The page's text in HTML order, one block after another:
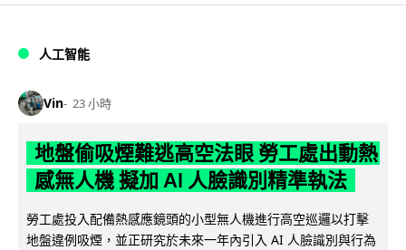
人工智能
Vin 23 小時
地盤偷吸煙難逃高空法眼 勞工處出動熱
感無人機 擬加 AI 人臉識別精準執法
勞工處投入配備熱感應鏡頭的小型無人機進行高空巡邏以打擊
地盤違例吸煙，並正研究於未來一年內引入 AI 人臉識別與行為